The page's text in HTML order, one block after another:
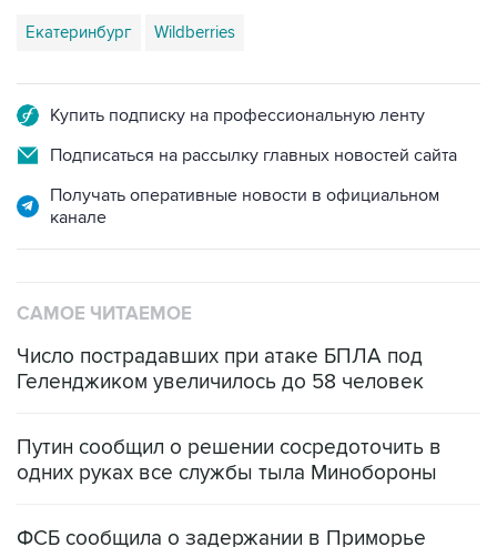
Екатеринбург Wildberries
Купить подписку на профессиональную ленту
Подписаться на рассылку главных новостей сайта
Получать оперативные новости в официальном
канале
САМОЕ ЧИТАЕМОЕ
Число пострадавших при атаке БПЛА под
Геленджиком увеличилось до 58 человек
Путин сообщил о решении сосредоточить в
одних руках все службы тыла Минобороны
ФСБ сообщила о задержании в Приморье